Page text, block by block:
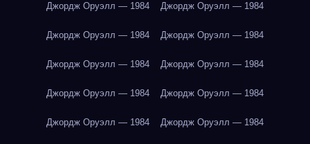
Джордж Оруэлл — 1984 Джордж Оруэлл — 1984
Джордж Оруэлл — 1984 Джордж Оруэлл — 1984
Джордж Оруэлл — 1984 Джордж Оруэлл — 1984
Джордж Оруэлл — 1984 Джордж Оруэлл — 1984
Джордж Оруэлл — 1984 Джордж Оруэлл — 1984